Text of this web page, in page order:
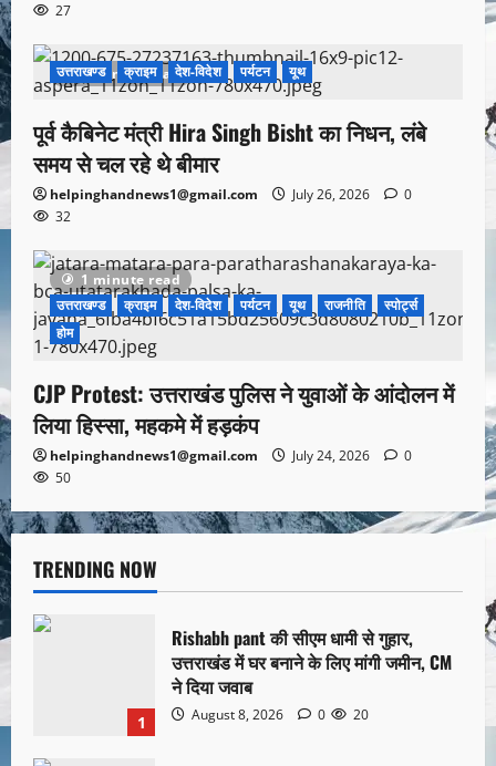
27
1 minute read
उत्तराखण्ड क्राइम देश-विदेश पर्यटन यूथ
पूर्व कैबिनेट मंत्री Hira Singh Bisht का निधन, लंबे
समय से चल रहे थे बीमार
helpinghandnews1@gmail.com July 26, 2026
0
32
1 minute read
उत्तराखण्ड
क्राइम देश-विदेश पर्यटन यूथ राजनीति
स्पोर्ट्स
होम
CJP Protest: उत्तराखंड पुलिस ने युवाओं के आंदोलन में
लिया हिस्सा, महकमे में हड़कंप
helpinghandnews1@gmail.com July 24, 2026
0
50
TRENDING NOW
1
Rishabh pant की सीएम धामी से गुहार,
उत्तराखंड में घर बनाने के लिए मांगी जमीन, CM
ने दिया जवाब
August 8, 2026 0 20